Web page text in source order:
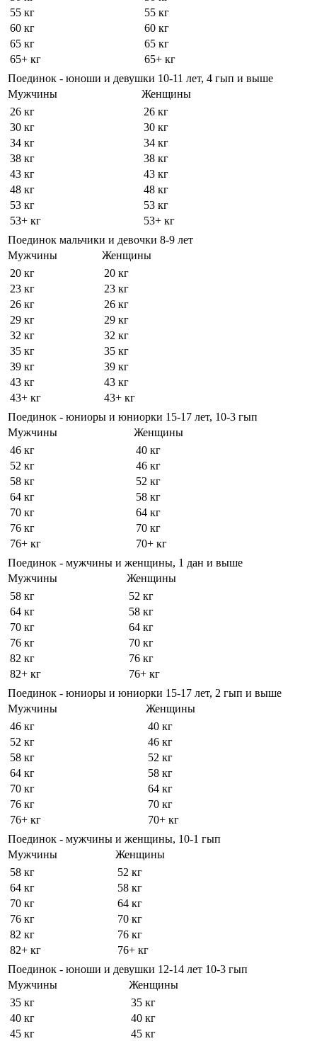
55 кг
60 кг
65 кг
65+ кг
55 кг
60 кг
65 кг
65+ кг
Поединок - юноши и девушки 10-11 лет, 4 гып и выше
Мужчины
Женщины
26 кг
30 кг
34 кг
38 кг
43 кг
48 кг
53 кг
53+ кг
26 кг
30 кг
34 кг
38 кг
43 кг
48 кг
53 кг
53+ кг
Поединок мальчики и девочки 8-9 лет
Мужчины
Женщины
20 кг
23 кг
26 кг
29 кг
32 кг
35 кг
39 кг
43 кг
43+ кг
20 кг
23 кг
26 кг
29 кг
32 кг
35 кг
39 кг
43 кг
43+ кг
Поединок - юниоры и юниорки 15-17 лет, 10-3 гып
Мужчины
Женщины
46 кг
52 кг
58 кг
64 кг
70 кг
76 кг
76+ кг
40 кг
46 кг
52 кг
58 кг
64 кг
70 кг
70+ кг
Поединок - мужчины и женщины, 1 дан и выше
Мужчины
Женщины
58 кг
64 кг
70 кг
76 кг
82 кг
82+ кг
52 кг
58 кг
64 кг
70 кг
76 кг
76+ кг
Поединок - юниоры и юниорки 15-17 лет, 2 гып и выше
Мужчины
Женщины
46 кг
52 кг
58 кг
64 кг
70 кг
76 кг
76+ кг
40 кг
46 кг
52 кг
58 кг
64 кг
70 кг
70+ кг
Поединок - мужчины и женщины, 10-1 гып
Мужчины
Женщины
58 кг
64 кг
70 кг
76 кг
82 кг
82+ кг
52 кг
58 кг
64 кг
70 кг
76 кг
76+ кг
Поединок - юноши и девушки 12-14 лет 10-3 гып
Мужчины
Женщины
35 кг
40 кг
45 кг
35 кг
40 кг
45 кг